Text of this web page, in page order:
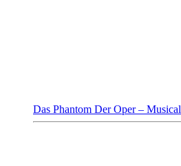
Das Phantom Der Oper – Musical